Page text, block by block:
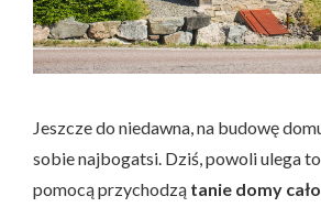
Jeszcze do niedawna, na budowę
sobie najbogatsi. Dziś, powoli ulega
pomocą przychodzą tanie domy